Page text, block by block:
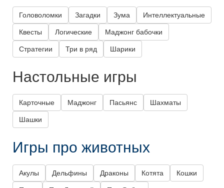
Головоломки Загадки Зума Интеллектуальные
Квесты Логические Маджонг бабочки
Стратегии Три в ряд Шарики
Настольные игры
Карточные Маджонг Пасьянс Шахматы
Шашки
Игры про животных
Акулы Дельфины Драконы Котята Кошки